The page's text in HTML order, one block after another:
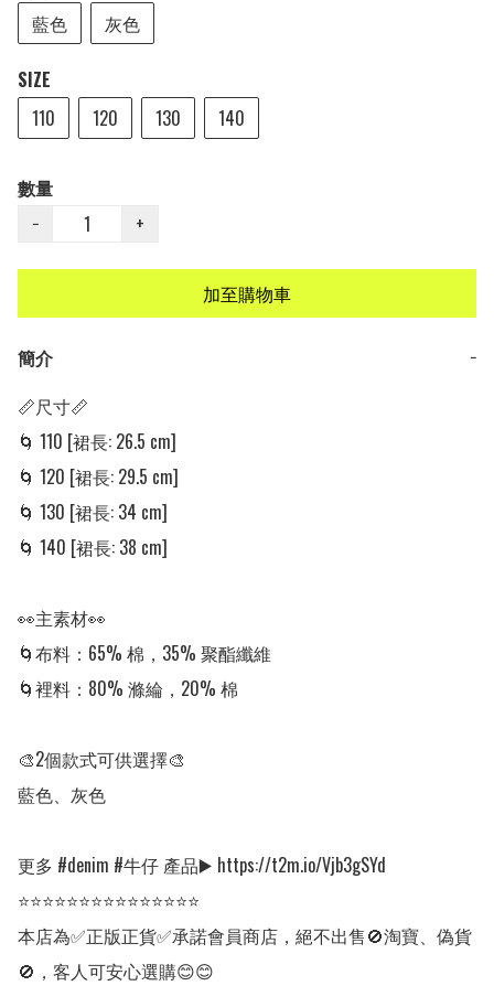
藍色
灰色
SIZE
110
120 130 140
數量
−
+
加至購物車
簡介
−
📏尺寸📏
🌀 110 [裙長: 26.5 cm]
🌀 120 [裙長: 29.5 cm]
🌀 130 [裙長: 34 cm]
🌀 140 [裙長: 38 cm]
👀主素材👀
🌀布料：65% 棉，35% 聚酯纖維
🌀裡料：80% 滌綸，20% 棉
🎨2個款式可供選擇🎨
藍色、灰色
更多 #denim #牛仔 產品▶️ https://t2m.io/Vjb3gSYd
⭐⭐⭐⭐⭐⭐⭐⭐⭐⭐⭐⭐⭐⭐⭐
本店為✅正版正貨✅承諾會員商店，絕不出售🚫淘寶、偽貨
🚫，客人可安心選購😊😊